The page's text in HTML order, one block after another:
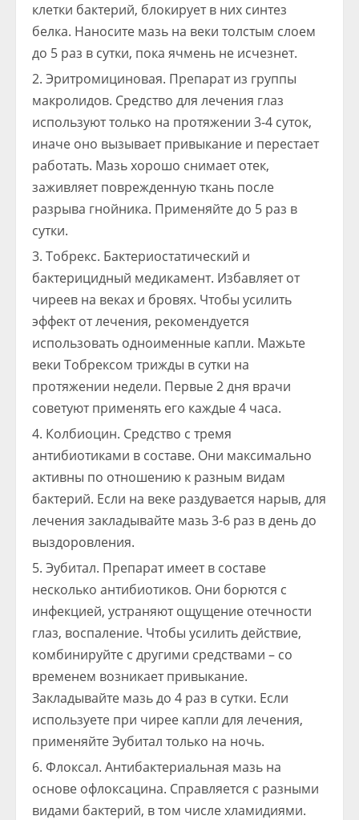
клетки бактерий, блокирует в них синтез
белка. Наносите мазь на веки толстым слоем
до 5 раз в сутки, пока ячмень не исчезнет.
Эритромициновая. Препарат из группы
макролидов. Средство для лечения глаз
используют только на протяжении 3-4 суток,
иначе оно вызывает привыкание и перестает
работать. Мазь хорошо снимает отек,
заживляет поврежденную ткань после
разрыва гнойника. Применяйте до 5 раз в
сутки.
Тобрекс. Бактериостатический и
бактерицидный медикамент. Избавляет от
чиреев на веках и бровях. Чтобы усилить
эффект от лечения, рекомендуется
использовать одноименные капли. Мажьте
веки Тобрексом трижды в сутки на
протяжении недели. Первые 2 дня врачи
советуют применять его каждые 4 часа.
Колбиоцин. Средство с тремя
антибиотиками в составе. Они максимально
активны по отношению к разным видам
бактерий. Если на веке раздувается нарыв, для
лечения закладывайте мазь 3-6 раз в день до
выздоровления.
Эубитал. Препарат имеет в составе
несколько антибиотиков. Они борются с
инфекцией, устраняют ощущение отечности
глаз, воспаление. Чтобы усилить действие,
комбинируйте с другими средствами – со
временем возникает привыкание.
Закладывайте мазь до 4 раз в сутки. Если
используете при чирее капли для лечения,
применяйте Эубитал только на ночь.
Флоксал. Антибактериальная мазь на
основе офлоксацина. Справляется с разными
видами бактерий, в том числе хламидиями.